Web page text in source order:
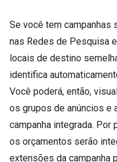
Se você tem campanhas
nas Redes de Pesquisa
locais de destino
identifica
Você poderá, então,
os grupos de anúncios e
campanha integrada. Por
os orçamentos serão
extensões da campanha